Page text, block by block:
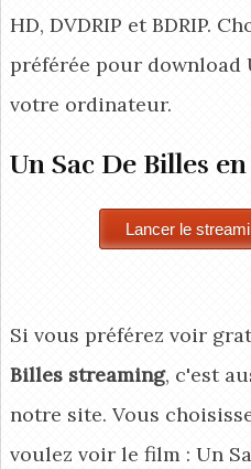
HD, DVDRIP et BDRIP.
préférée pour download
votre ordinateur.
Un Sac De Billes
Si vous préférez voir
Billes streaming, c'est
notre site. Vous
voulez voir le film : Un